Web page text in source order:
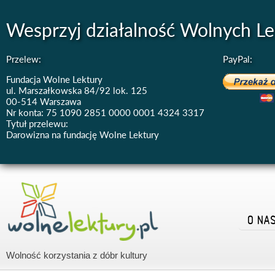
Wesprzyj działalność Wolnych
Przelew:
Fundacja Wolne Lektury
ul. Marszałkowska 84/92 lok. 125
00-514 Warszawa
Nr konta: 75 1090 2851 0000 0001 4324 3317
Tytuł przelewu:
Darowizna na fundację Wolne Lektury
PayPal:
Wolność korzystania z dóbr kultury
O